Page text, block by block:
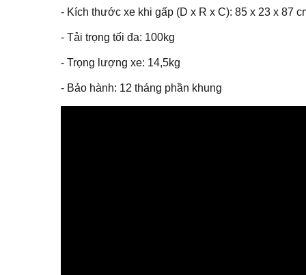
- Kích thước xe khi gấp (D x R x C): 85 x 23 x 87
- Tải trọng tối đa: 100kg
- Trọng lượng xe: 14,5kg
- Bảo hành: 12 tháng phần khung